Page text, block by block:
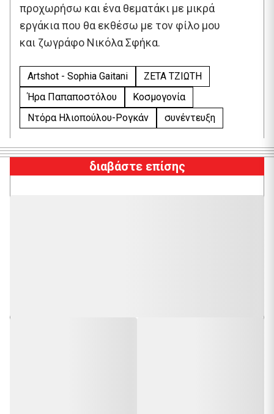
προχωρήσω και ένα θεματάκι με μικρά
εργάκια που θα εκθέσω με τον φίλο μου
και ζωγράφο Νικόλα Σφήκα.
Artshot - Sophia Gaitani
ΖΕΤΑ ΤΖΙΩΤΗ
Ήρα Παπαποστόλου
Κοσμογονία
Ντόρα Ηλιοπούλου-Ρογκάν
συνέντευξη
διαβάστε επίσης